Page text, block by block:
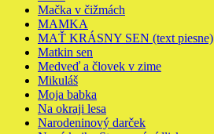
Mačka v čižmách
MAMKA
MAŤ KRÁSNY SEN (text piesne)
Matkin sen
Medveď a človek v zime
Mikuláš
Moja babka
Na okraji lesa
Narodeninový darček